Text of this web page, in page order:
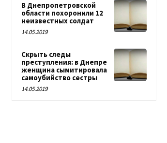
В Днепропетровской
области похоронили 12
неизвестных солдат
14.05.2019
Скрыть следы
преступления: в Днепре
женщина сымитировала
самоубийство сестры
14.05.2019